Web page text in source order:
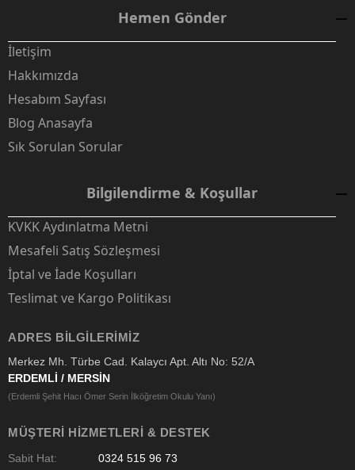
Hemen Gönder
İletişim
Hakkımızda
Hesabım Sayfası
Blog Anasayfa
Sık Sorulan Sorular
Bilgilendirme & Koşullar
KVKK Aydınlatma Metni
Mesafeli Satış Sözleşmesi
İptal ve İade Koşulları
Teslimat ve Kargo Politikası
ADRES BILGILERIMIZ
Merkez Mh. Türbe Cad. Kalaycı Apt. Altı No: 52/A
ERDEMLİ / MERSİN
(Erdemli Şehit Hacı Ömer Serin İlköğretim Okulu Yanı)
MÜŞTERI HIZMETLERI & DESTEK
Sabit Hat: 0324 515 96 73